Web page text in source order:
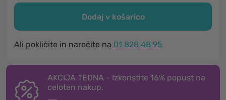
Dodaj v košarico
Ali pokličite in naročite na 01 828 48 95
AKCIJA TEDNA - Izkoristite 16% popust na
celoten nakup.